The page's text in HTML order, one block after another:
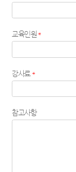
교육인원*
강사료*
참고사항